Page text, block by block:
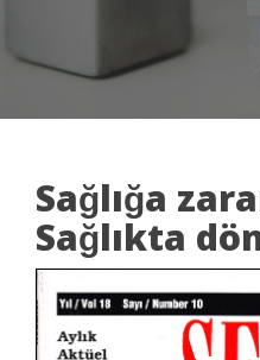
Sağlığa
Sağlıkta